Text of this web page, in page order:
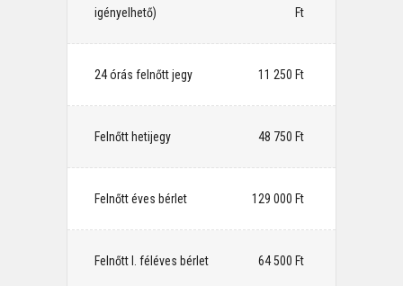
igényelhető)
Ft
24 órás felnőtt jegy ⠀11 250 Ft
Felnőtt hetijegy ⠀48 750 Ft
Felnőtt éves bérlet ⠀129 000 Ft
Felnőtt I. féléves bérlet ⠀64 500 Ft